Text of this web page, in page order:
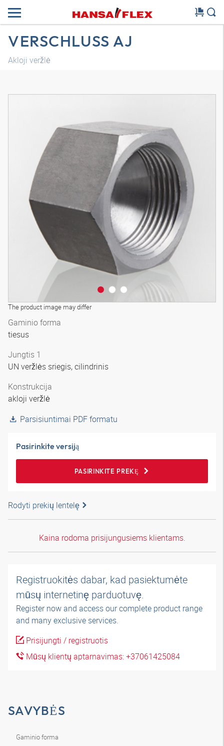
VERSCHLUSS AJ
Akloji veržlė
The product image may differ
3D modelis
Gaminio forma
tiesus
Jungtis 1
UN veržlės sriegis, cilindrinis
Konstrukcija
akloji veržlė
Parsisiuntimai PDF formatu
Pasirinkite versiją
PASIRINKITE PREKĘ
Rodyti prekių lentelę
Kaina rodoma prisijungusiems klientams.
Registruokitės dabar, kad pasiektumėte
mūsų internetinę parduotuvę.
Register now and access our complete product range
and many exclusive services.
Prisijungti / registruotis
Mūsų klientų aptarnavimas: +37061425084
SAVYBĖS
Gaminio forma